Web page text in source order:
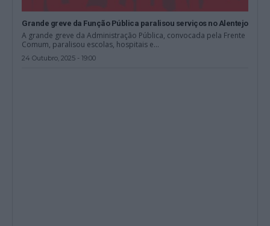
Grande greve da Função Pública paralisou serviços no Alentejo
A grande greve da Administração Pública, convocada pela Frente
Comum, paralisou escolas, hospitais e...
24 Outubro, 2025 - 19:00